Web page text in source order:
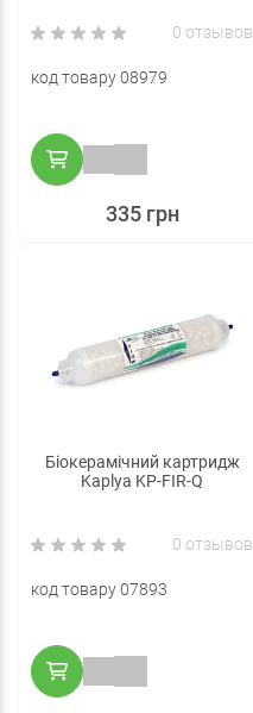
0 отзывов
код товару 08979
335 грн
Біокерамічний картридж
Kaplya KP-FIR-Q
0 отзывов
код товару 07893